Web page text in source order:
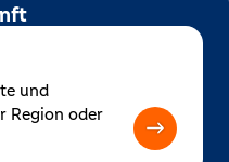
und
Region oder